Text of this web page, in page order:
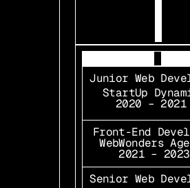
Junior Web Deve
StartUp Dynam
2020 – 2021
Front-End Devel
WebWonders Age
2021 – 2023
Senior Web Deve